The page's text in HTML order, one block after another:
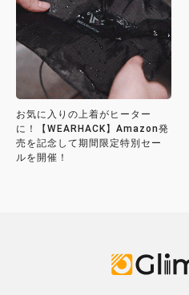
お気に入りの上着がヒーター
に！【WEARHACK】Amazon発
売を記念して期間限定特別セー
ルを開催！